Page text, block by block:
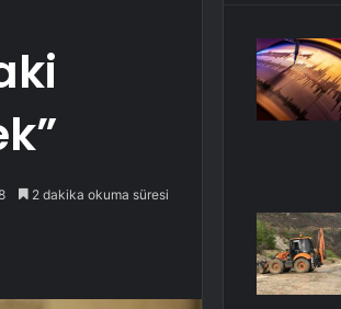
2 dakika okuma süresi